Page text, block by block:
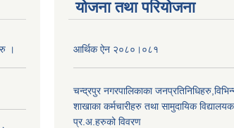
।
योजना तथा परियोजना
आर्थिक ऐन २०८०।०८१
चन्द्रपुर नगरपालिकाका
शाखाका कर्मचारीहरु तथा सामुदायिक
प्र.अ.हरुको विवरण